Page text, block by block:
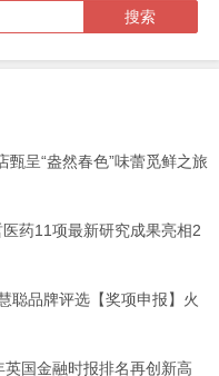
甄呈“盎然春色”味蕾觅鲜之旅
药11项最新研究成果亮相2
聪品牌评选【奖项申报】火
国金融时报排名再创新高